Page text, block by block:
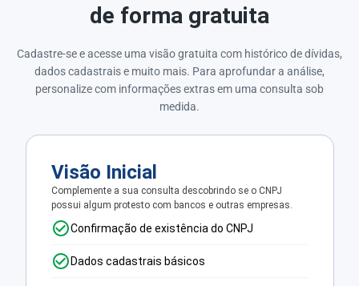
de forma gratuita
Cadastre-se e acesse uma visão gratuita com histórico de dívidas,
dados cadastrais e muito mais. Para aprofundar a análise,
personalize com informações extras em uma consulta sob
medida.
Visão Inicial
Complemente a sua consulta descobrindo se o CNPJ
possui algum protesto com bancos e outras empresas.
Confirmação de existência do CNPJ
Dados cadastrais básicos